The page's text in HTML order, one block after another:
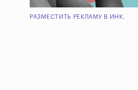
РАЗМЕСТИТЬ РЕКЛАМУ В ИНК.